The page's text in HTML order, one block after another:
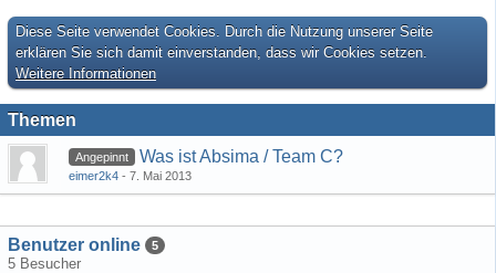
Diese Seite verwendet Cookies. Durch die Nutzung unserer Seite
erklären Sie sich damit einverstanden, dass wir Cookies setzen.
Weitere Informationen
Themen
Angepinnt Was ist Absima / Team C?
eimer2k4 7. Mai 2013
Benutzer online 5
5 Besucher